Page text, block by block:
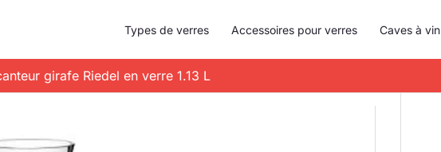
Types de verres Accessoires pour verres Caves à vin
girafe Riedel en verre 1.13 L